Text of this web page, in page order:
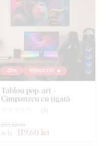
-25% REDUCERI 🔥
Tablou pop-art -
Cimpanzeu cu țigară
( 0 )
de la 119,60 lei
159,50 lei